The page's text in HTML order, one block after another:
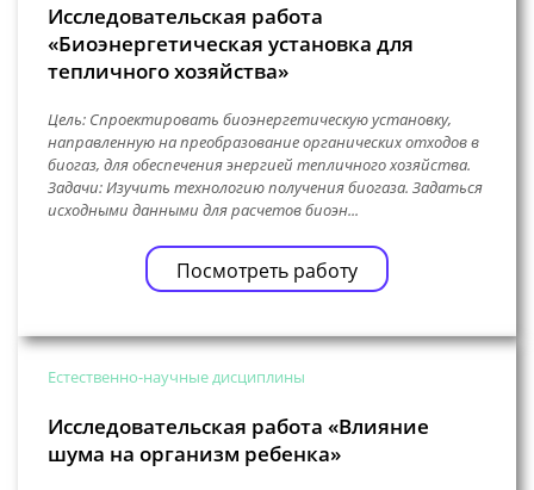
Исследовательская работа
«Биоэнергетическая установка для
тепличного хозяйства»
Цель: Спроектировать биоэнергетическую установку,
направленную на преобразование органических отходов в
биогаз, для обеспечения энергией тепличного хозяйства.
Задачи: Изучить технологию получения биогаза. Задаться
исходными данными для расчетов биоэн...
Посмотреть работу
Естественно-научные дисциплины
Исследовательская работа «Влияние
шума на организм ребенка»